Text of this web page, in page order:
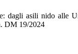
dagli asili nido alle
DM 19/2024